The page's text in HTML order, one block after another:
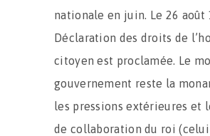
nationale en juin. Le 26 août
Déclaration des droits de
citoyen est proclamée. Le
gouvernement reste la
les pressions extérieures et
de collaboration du roi